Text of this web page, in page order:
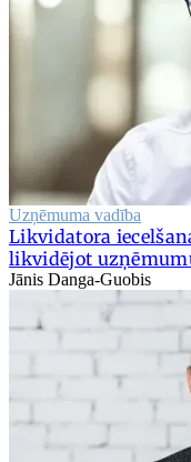
Uzņēmuma vadība
Likvidatora
likvidējot
Jānis Danga-Guobis